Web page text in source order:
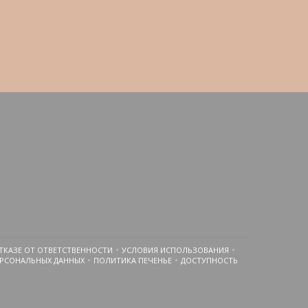
ОТ ОТВЕТСТВЕННОСТИ
((ОТКРЫВАЕТСЯ В НОВОМ ОКНЕ))УСЛОВИЯ ИСПОЛЬЗОВАНИЯ((ОТКРЫВАЕТСЯ В НОВОМ ОКНЕ))
ДАННЫХ
((ОТКРЫВАЕТСЯ В НОВОМ ОКНЕ))ПОЛИТИКА ПЕЧЕНЬЕ((ОТКРЫВАЕТСЯ В НОВОМ ОКНЕ))
ДОСТУПНОСТЬ((ОТКРЫВАЕТСЯ В НОВОМ